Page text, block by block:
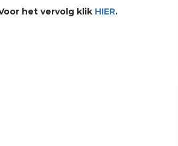
het vervolg klik HIER.